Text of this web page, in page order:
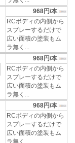
968円/本
RCボディの内側から
スプレーするだけで
広い面積の塗装もム
ラ無く...
968円/本
RCボディの内側から
スプレーするだけで
広い面積の塗装もム
ラ無く...
968円/本
RCボディの内側から
スプレーするだけで
広い面積の塗装もム
ラ無く...